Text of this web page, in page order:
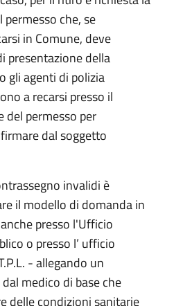
che, se
in Comune, deve
presentazione della
gli agenti di polizia
a recarsi presso il
permesso per
dal soggetto
invalidi è
il modello di domanda in
presso l'Ufficio
o presso l’ ufficio
- allegando un
medico di base che
delle condizioni sanitarie